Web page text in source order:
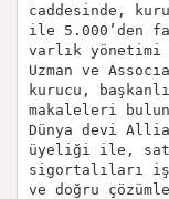
caddesinde,
ile 5.000’den
varlık yönetimi
Uzman ve
kurucu,
makaleleri
Dünya devi
üyeliği ile,
sigortalıları iş
ve doğru